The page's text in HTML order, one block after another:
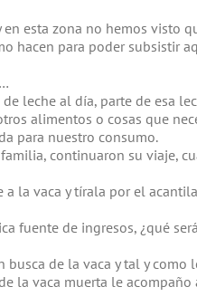
esta zona no hemos visto
hacen para poder subsistir
leche al día, parte de esa
alimentos o cosas que
para nuestro consumo.
continuaron su viaje,
a la vaca y tírala por el
fuente de ingresos, ¿qué
de la vaca y tal y como
la vaca muerta le